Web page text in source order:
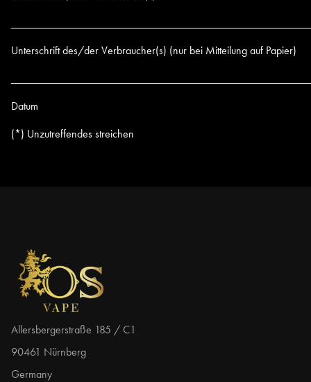
Unterschrift des/der Verbraucher(s) (nur bei Mitteilung auf Papier)
Datum
(*) Unzutreffendes streichen
Allersbergerstraße 185 / C1
90461 Nürnberg
Germany